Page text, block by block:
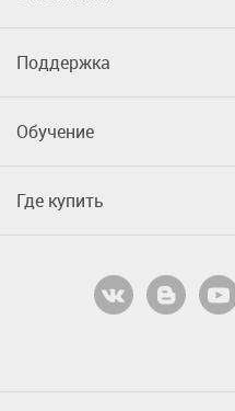
Поддержка
Обучение
Где купить